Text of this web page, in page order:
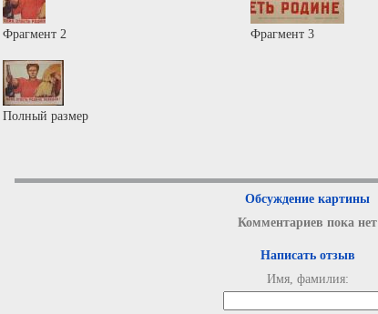
Фрагмент 2 Фрагмент 3
Полный размер
Обсуждение картины
Комментариев пока нет
Написать отзыв
Имя, фамилия: